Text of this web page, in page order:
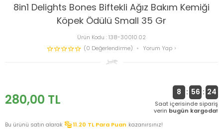
8in1 Delights Bones Biftekli Ağız Bakım Kemiği
Köpek Ödülü Small 35 Gr
Ürün Kodu :138-30010.02
(0 Değerlendirme)
Yorum Yap
280,00 TL 8 : 56 : 24
Saat içerisinde sipariş
verin bugün kargoda!
Bu ürünü satın alarak
11.20 TL Para Puan kazanırsınız!